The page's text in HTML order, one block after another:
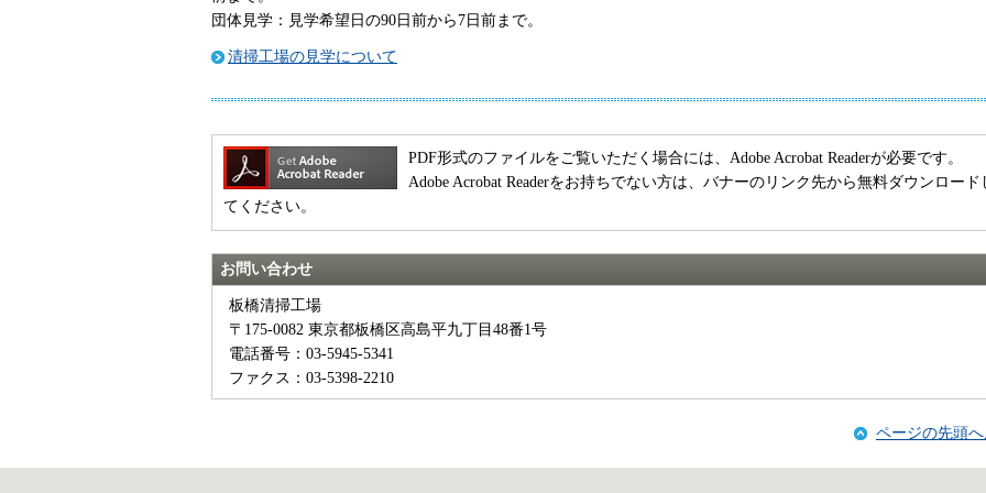
団体見学：見学希望日の90日前から7日前まで。
清掃工場の見学について
PDF形式のファイルをご覧いただく場合には、Adobe Acrobat Readerが必要です。
Adobe Acrobat Readerをお持ちでない方は、バナーのリンク先から無料ダウンロード
てください。
お問い合わせ
板橋清掃工場
〒175-0082 東京都板橋区高島平九丁目48番1号
電話番号：03-5945-5341
ファクス：03-5398-2210
ページの先頭